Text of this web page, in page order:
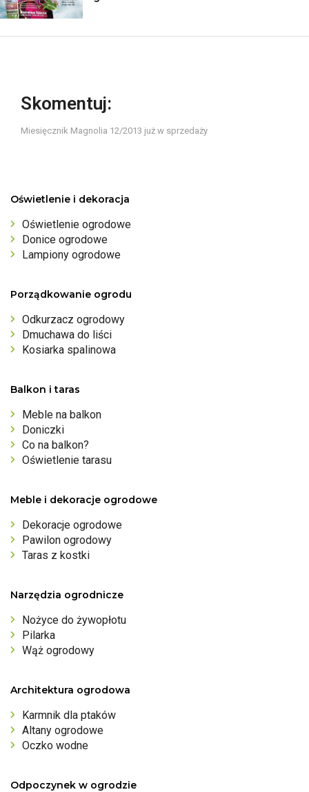
Skomentuj:
Miesięcznik Magnolia 12/2013 już w sprzedaży
Oświetlenie i dekoracja
Oświetlenie ogrodowe
Donice ogrodowe
Lampiony ogrodowe
Porządkowanie ogrodu
Odkurzacz ogrodowy
Dmuchawa do liści
Kosiarka spalinowa
Balkon i taras
Meble na balkon
Doniczki
Co na balkon?
Oświetlenie tarasu
Meble i dekoracje ogrodowe
Dekoracje ogrodowe
Pawilon ogrodowy
Taras z kostki
Narzędzia ogrodnicze
Nożyce do żywopłotu
Pilarka
Wąż ogrodowy
Architektura ogrodowa
Karmnik dla ptaków
Altany ogrodowe
Oczko wodne
Odpoczynek w ogrodzie